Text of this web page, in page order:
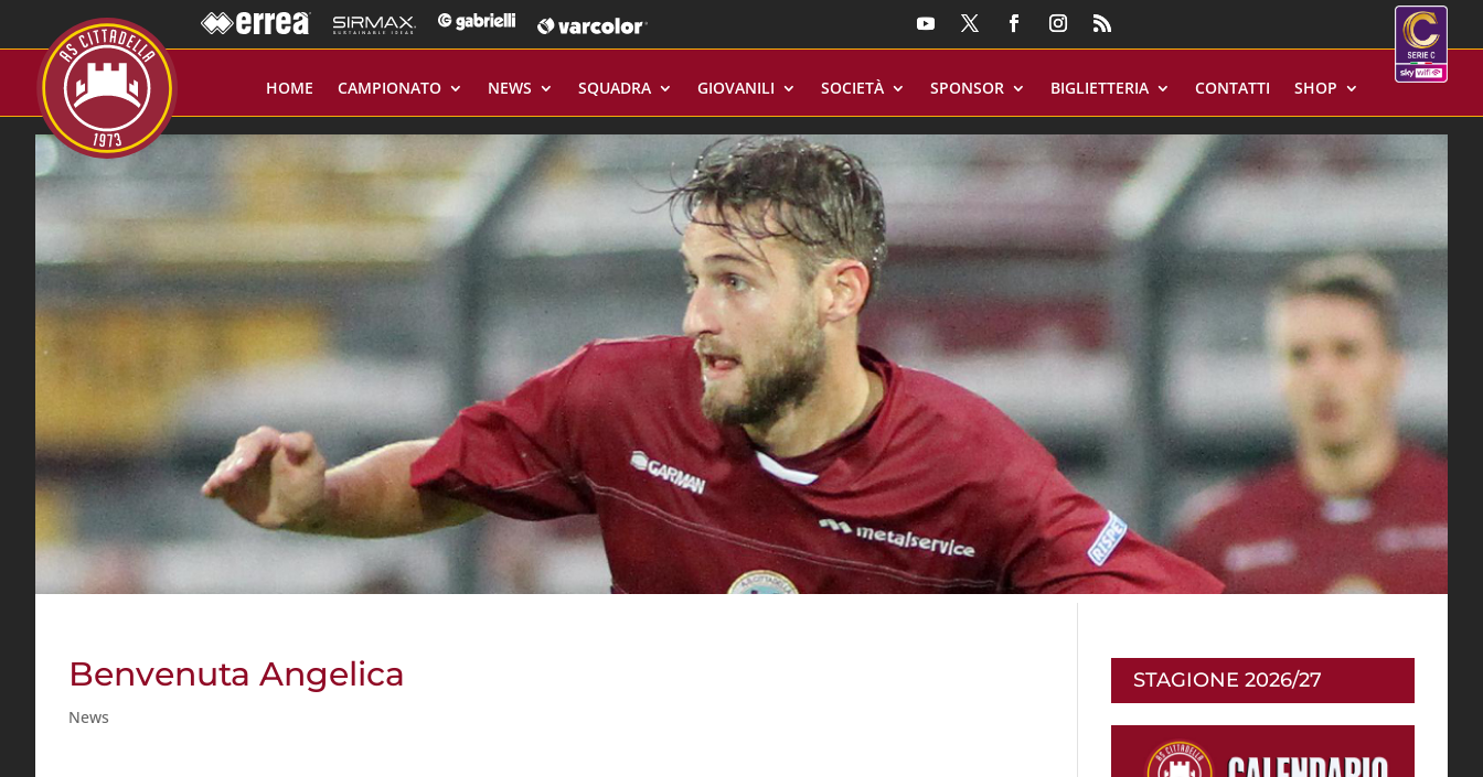
HOME CAMPIONATO NEWS SQUADRA GIOVANILI SOCIETÀ SPONSOR BIGLIETTERIA CONTATTI SHOP
Benvenuta Angelica
News
STAGIONE 2026/27